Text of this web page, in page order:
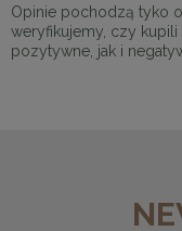
Opinie pochodzą tyko
weryfikujemy, czy
pozytywne, jak i